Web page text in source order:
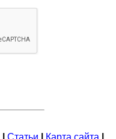
Статьи Карта сайта